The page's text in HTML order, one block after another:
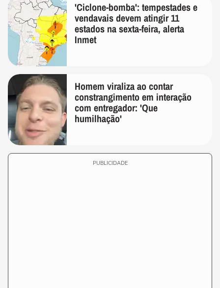
'Ciclone-bomba': tempestades e
vendavais devem atingir 11
estados na sexta-feira, alerta
Inmet
Homem viraliza ao contar
constrangimento em interação
com entregador: 'Que
humilhação'
PUBLICIDADE